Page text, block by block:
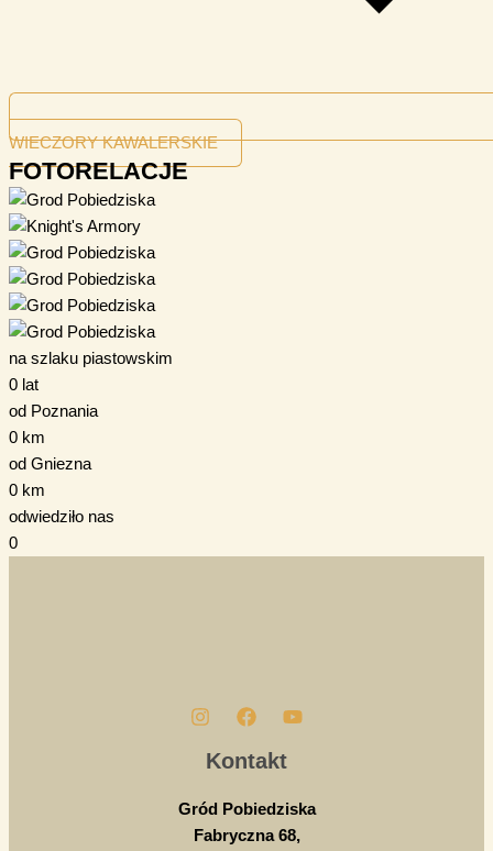
WIECZORY KAWALERSKIE
FOTORELACJE
na szlaku piastowskim
0 lat
od Poznania
0 km
od Gniezna
0 km
odwiedziło nas
0
Kontakt
Gród Pobiedziska
Fabryczna 68,